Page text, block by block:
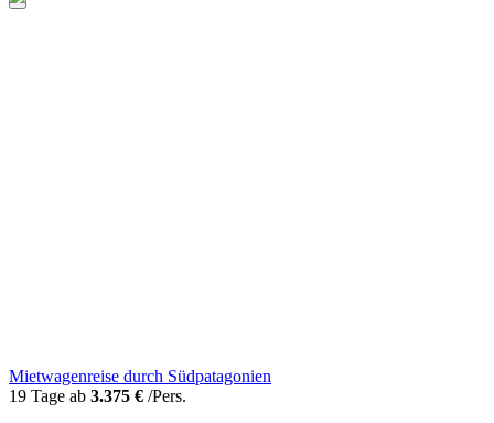
Mietwagenreise durch Südpatagonien
19 Tage ab 3.375 € /Pers.